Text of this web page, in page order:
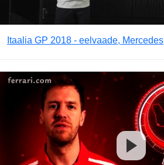
Itaalia GP 2018 - eelvaade, Mercedes